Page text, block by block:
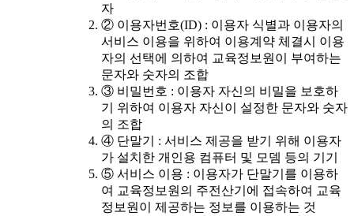
자
② 이용자번호(ID) : 이용자 식별과 이용자의
서비스 이용을 위하여 이용계약 체결시 이용
자의 선택에 의하여 교육정보원이 부여하는
문자와 숫자의 조합
③ 비밀번호 : 이용자 자신의 비밀을 보호하
기 위하여 이용자 자신이 설정한 문자와 숫자
의 조합
④ 단말기 : 서비스 제공을 받기 위해 이용자
가 설치한 개인용 컴퓨터 및 모뎀 등의 기기
⑤ 서비스 이용 : 이용자가 단말기를 이용하
여 교육정보원의 주전산기에 접속하여 교육
정보원이 제공하는 정보를 이용하는 것